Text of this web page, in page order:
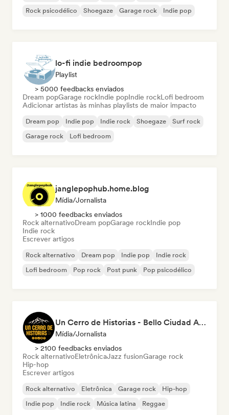
Rock psicodélico Shoegaze Garage rock Indie pop
lo-fi indie bedroompop
Playlist
> 5000 feedbacks enviados
Dream popGarage rockIndie popIndie rockLofi bedroom
Adicionar artistas às minhas playlists de maior impacto
Dream pop Indie pop Indie rock Shoegaze
Surf rock
Garage rock
Lofi bedroom
janglepophub.home.blog
Mídia/Jornalista
> 1000 feedbacks enviados
Rock alternativoDream popGarage rockIndie pop
Indie rock
Escrever artigos
Rock alternativo Dream pop Indie pop
Indie rock
Lofi bedroom
Pop rock Post punk Pop psicodélico
Un Cerro de Historias - Bello Ciudad Artistas
Mídia/Jornalista
> 2100 feedbacks enviados
Rock alternativoEletrônicaJazz fusionGarage rock
Hip-hop
Escrever artigos
Rock alternativo Eletrônica Garage rock
Hip-hop
Indie pop
Indie rock Música latina Reggae